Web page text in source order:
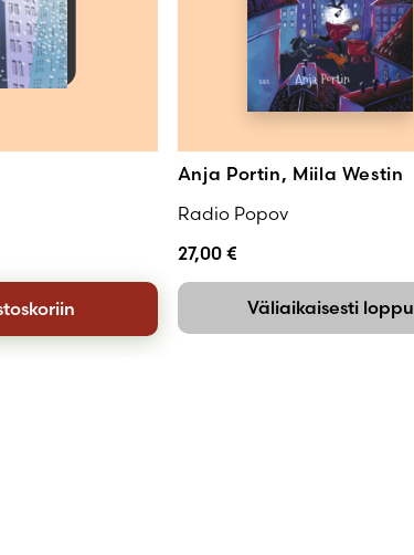
Anja Portin, Miila Westin
Radio Popov
27,00 €
Väliaikaisesti loppu